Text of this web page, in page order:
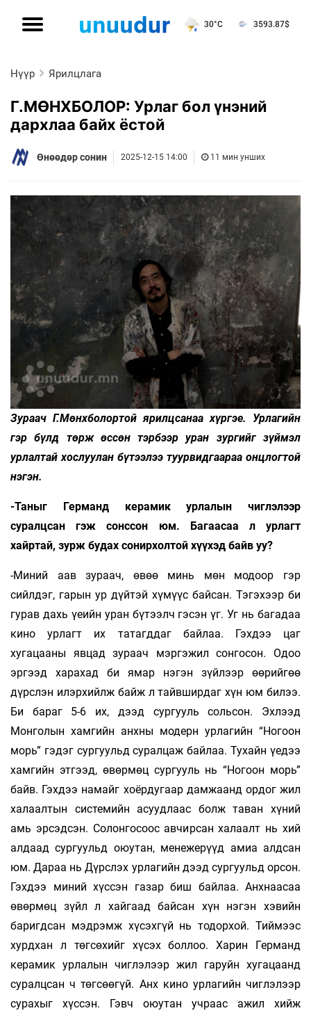
30°C 3593.87$
Нүүр Ярилцлага
Г.МӨНХБОЛОР: Урлаг бол үнэний
дархлаа байх ёстой
Өнөөдөр сонин 2025-12-15 14:00 11 мин унших
Зураач Г.Мөнхболортой ярилцсанаа хүргэе. Урлагийн
гэр бүлд төрж өссөн тэрбээр уран зургийг зүймэл
урлалтай хослуулан бүтээлээ туурвидгаараа онцлогтой
нэгэн.
-Таныг Германд керамик урлалын чиглэлээр
суралцсан гэж сонссон юм. Багаасаа л урлагт
хайртай, зурж будах сонирхолтой хүүхэд байв уу?
-Миний аав зураач, өвөө минь мөн модоор гэр
сийлдэг, гарын ур дүйтэй хүмүүс байсан. Тэгэхээр би
гурав дахь үеийн уран бүтээлч гэсэн үг. Уг нь багадаа
кино урлагт их татагддаг байлаа. Гэхдээ цаг
хугацааны явцад зураач мэргэжил сонгосон. Одоо
эргээд харахад би ямар нэгэн зүйлээр өөрийгөө
дүрслэн илэрхийлж байж л тайвширдаг хүн юм билээ.
Би бараг 5-6 их, дээд сургууль сольсон. Эхлээд
Монголын хамгийн анхны модерн урлагийн “Ногоон
морь” гэдэг сургуульд суралцаж байлаа. Тухайн үедээ
хамгийн этгээд, өвөрмөц сургууль нь “Ногоон морь”
байв. Гэхдээ намайг хоёрдугаар дамжаанд ордог жил
халаалтын системийн асуудлаас болж таван хүний
амь эрсэдсэн. Солонгосоос авчирсан халаалт нь хий
алдаад сургуульд оюутан, менежерүүд амиа алдсан
юм. Дараа нь Дүрслэх урлагийн дээд сургуульд орсон.
Гэхдээ миний хүссэн газар биш байлаа. Анхнаасаа
өвөрмөц зүйл л хайгаад байсан хүн нэгэн хэвийн
баригдсан мэдрэмж хүсэхгүй нь тодорхой. Тиймээс
хурдхан л төгсөхийг хүсэх боллоо. Харин Германд
керамик урлалын чиглэлээр жил гаруйн хугацаанд
суралцсан ч төгсөөгүй. Анх кино урлагийн чиглэлээр
сурахыг хүссэн. Гэвч оюутан учраас ажил хийж